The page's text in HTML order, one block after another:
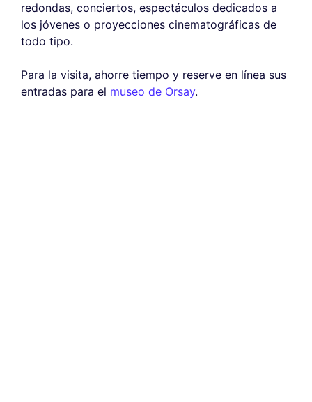
redondas, conciertos, espectáculos dedicados a
los jóvenes o proyecciones cinematográficas de
todo tipo.
Para la visita, ahorre tiempo y reserve en línea sus
entradas para el museo de Orsay.